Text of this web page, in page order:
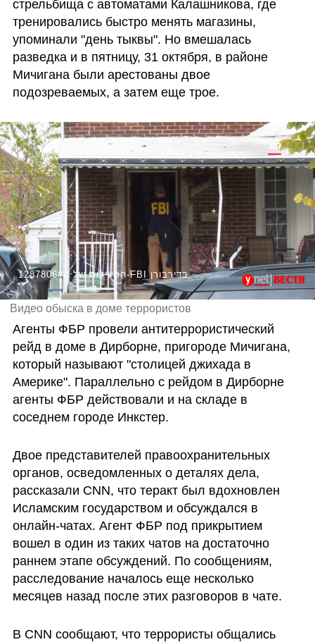
стрельбища с автоматами Калашникова, где
тренировались быстро менять магазины,
упоминали "день тыквы". Но вмешалась
разведка и в пятницу, 31 октября, в районе
Мичигана были арестованы двое
подозреваемых, а затем еще трое.
1287806#הפעילות של ה-FBI בדירבורן
Видео обыска в доме террористов
Агенты ФБР провели антитеррористический
рейд в доме в Дирборне, пригороде Мичигана,
который называют "столицей джихада в
Америке". Параллельно с рейдом в Дирборне
агенты ФБР действовали и на складе в
соседнем городе Инкстер.
Двое представителей правоохранительных
органов, осведомленных о деталях дела,
рассказали CNN, что теракт был вдохновлен
Исламским государством и обсуждался в
онлайн-чатах. Агент ФБР под прикрытием
вошел в один из таких чатов на достаточно
раннем этапе обсуждений. По сообщениям,
расследование началось еще несколько
месяцев назад после этих разговоров в чате.
В CNN сообщают, что террористы общались